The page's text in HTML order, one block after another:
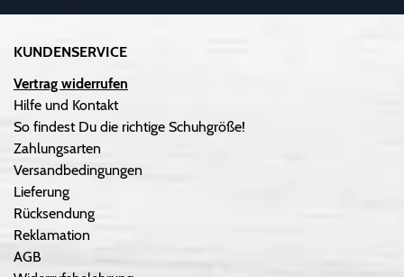
KUNDENSERVICE
Vertrag widerrufen
Hilfe und Kontakt
So findest Du die richtige Schuhgröße!
Zahlungsarten
Versandbedingungen
Lieferung
Rücksendung
Reklamation
AGB